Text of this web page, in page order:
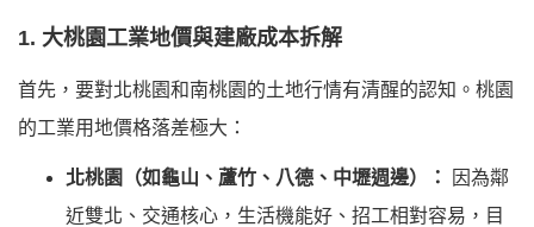
1. 大桃園工業地價與建廠成本拆解
首先，要對北桃園和南桃園的土地行情有清醒的認知。桃園
的工業用地價格落差極大：
北桃園（如龜山、蘆竹、八德、中壢週邊）：
因為鄰
近雙北、交通核心，生活機能好、招工相對容易，目